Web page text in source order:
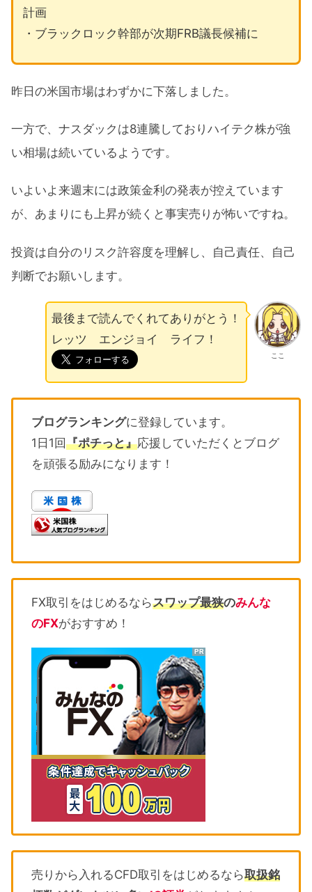
計画
・ブラックロック幹部が次期FRB議長候補に
昨日の米国市場はわずかに下落しました。
一方で、ナスダックは8連騰しておりハイテク株が強
い相場は続いているようです。
いよいよ来週末には政策金利の発表が控えています
が、あまりにも上昇が続くと事実売りが怖いですね。
投資は自分のリスク許容度を理解し、自己責任、自己
判断でお願いします。
ここ
最後まで読んでくれてありがとう！
レッツ エンジョイ ライフ！
ブログランキングに登録しています。
1日1回『ポチっと』応援していただくとブログ
を頑張る励みになります！
FX取引をはじめるならスワップ最狭のみんな
のFXがおすすめ！
売りから入れるCFD取引をはじめるなら取扱銘